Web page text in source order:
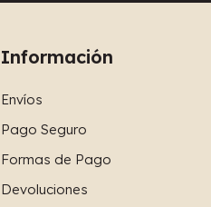
Información
Envíos
Pago Seguro
Formas de Pago
Devoluciones